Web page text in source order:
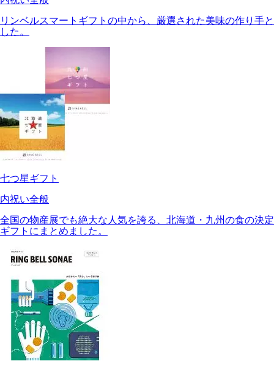
リンベルスマートギフトの中から、厳選された美味の作り手
した。
七つ星ギフト
内祝い全般
全国の物産展でも絶大な人気を誇る、北海道・九州の食の決
ギフトにまとめました。